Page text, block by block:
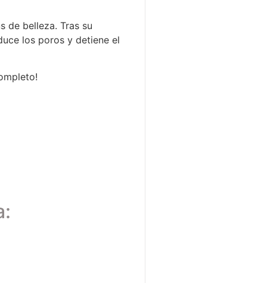
de belleza. Tras su
los poros y detiene el